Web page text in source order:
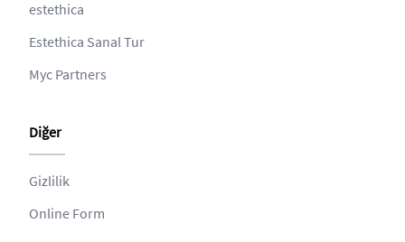
estethica
Estethica Sanal Tur
Myc Partners
Diğer
Gizlilik
Online Form